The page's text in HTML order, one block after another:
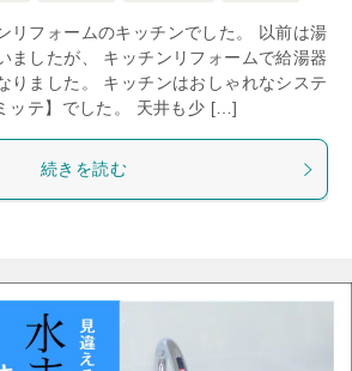
リフォームのキッチンでした。 以前は湯
ましたが、 キッチンリフォームで給湯器
りました。 キッチンはおしゃれなシステ
ッテ】でした。 天井も少 […]
続きを読む